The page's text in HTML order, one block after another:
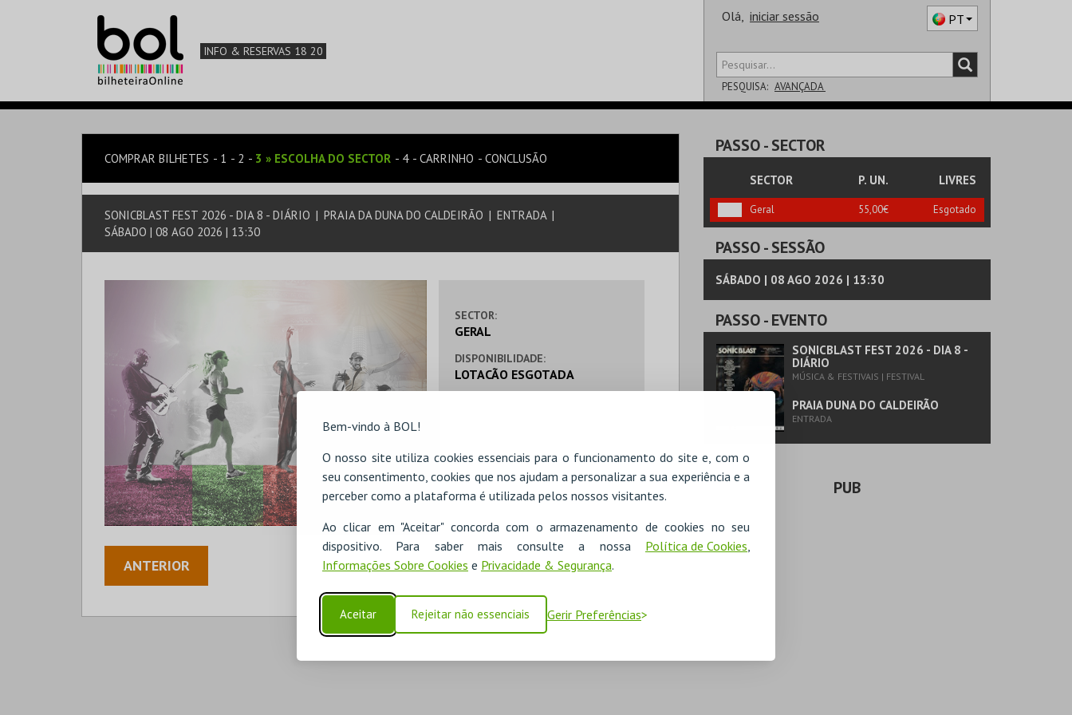
Bem-vindo à BOL!
O nosso site utiliza cookies essenciais para o funcionamento do site e, com o
seu consentimento, cookies que nos ajudam a personalizar a sua experiência e a
perceber como a plataforma é utilizada pelos nossos visitantes.
Ao clicar em "Aceitar" concorda com o armazenamento de cookies no seu
dispositivo. Para saber mais consulte a nossa Política de Cookies,
Informações Sobre Cookies e Privacidade & Segurança.
Aceitar Rejeitar não essenciais Gerir Preferências
INFO & RESERVAS 18 20
Olá, iniciar sessão PT
PESQUISA: AVANÇADA
COMPRAR BILHETES 1 2 3 » ESCOLHA DO SECTOR 4 CARRINHO CONCLUSÃO
SONICBLAST FEST 2026 - DIA 8 - DIÁRIO | PRAIA DA DUNA DO CALDEIRÃO | ENTRADA |
SÁBADO | 08 AGO 2026 | 13:30
SECTOR:
GERAL
DISPONIBILIDADE:
LOTACÃO ESGOTADA
ANTERIOR
PASSO- SECTOR
SECTOR P. UN. LIVRES
Geral 55,00€ Esgotado
PASSO- SESSÃO
SÁBADO | 08 AGO 2026 | 13:30
PASSO- EVENTO
SONICBLAST FEST 2026 - DIA 8 -
DIÁRIO
MÚSICA & FESTIVAIS | FESTIVAL
PRAIA DUNA DO CALDEIRÃO
ENTRADA
PUB